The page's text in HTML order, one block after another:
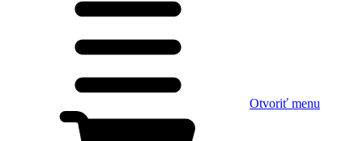
Otvoriť menu